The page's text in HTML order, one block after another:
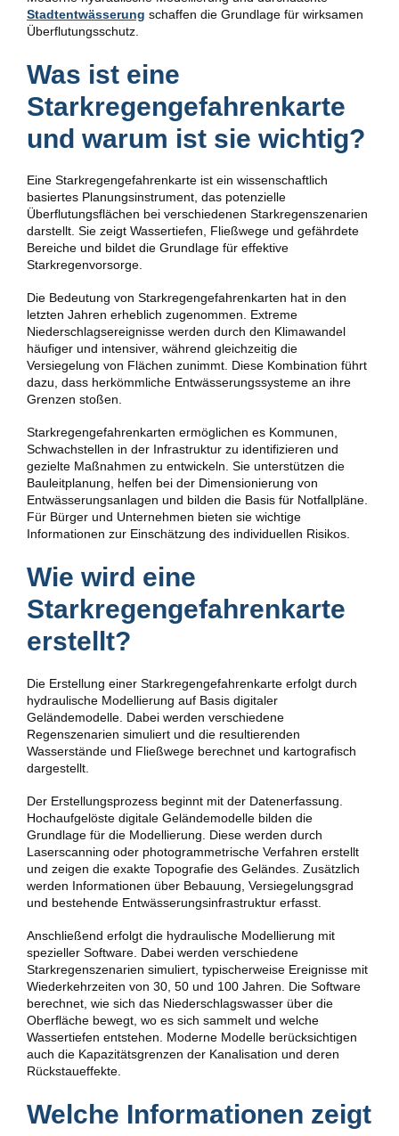
Stadtentwässerung schaffen die Grundlage für wirksamen
Überflutungsschutz.
Was ist eine
Starkregengefahrenkarte
und warum ist sie wichtig?
Eine Starkregengefahrenkarte ist ein wissenschaftlich
basiertes Planungsinstrument, das potenzielle
Überflutungsflächen bei verschiedenen Starkregenszenarien
darstellt. Sie zeigt Wassertiefen, Fließwege und gefährdete
Bereiche und bildet die Grundlage für effektive
Starkregenvorsorge.
Die Bedeutung von Starkregengefahrenkarten hat in den
letzten Jahren erheblich zugenommen. Extreme
Niederschlagsereignisse werden durch den Klimawandel
häufiger und intensiver, während gleichzeitig die
Versiegelung von Flächen zunimmt. Diese Kombination führt
dazu, dass herkömmliche Entwässerungssysteme an ihre
Grenzen stoßen.
Starkregengefahrenkarten ermöglichen es Kommunen,
Schwachstellen in der Infrastruktur zu identifizieren und
gezielte Maßnahmen zu entwickeln. Sie unterstützen die
Bauleitplanung, helfen bei der Dimensionierung von
Entwässerungsanlagen und bilden die Basis für Notfallpläne.
Für Bürger und Unternehmen bieten sie wichtige
Informationen zur Einschätzung des individuellen Risikos.
Wie wird eine
Starkregengefahrenkarte
erstellt?
Die Erstellung einer Starkregengefahrenkarte erfolgt durch
hydraulische Modellierung auf Basis digitaler
Geländemodelle. Dabei werden verschiedene
Regenszenarien simuliert und die resultierenden
Wasserstände und Fließwege berechnet und kartografisch
dargestellt.
Der Erstellungsprozess beginnt mit der Datenerfassung.
Hochaufgelöste digitale Geländemodelle bilden die
Grundlage für die Modellierung. Diese werden durch
Laserscanning oder photogrammetrische Verfahren erstellt
und zeigen die exakte Topografie des Geländes. Zusätzlich
werden Informationen über Bebauung, Versiegelungsgrad
und bestehende Entwässerungsinfrastruktur erfasst.
Anschließend erfolgt die hydraulische Modellierung mit
spezieller Software. Dabei werden verschiedene
Starkregenszenarien simuliert, typischerweise Ereignisse mit
Wiederkehrzeiten von 30, 50 und 100 Jahren. Die Software
berechnet, wie sich das Niederschlagswasser über die
Oberfläche bewegt, wo es sich sammelt und welche
Wassertiefen entstehen. Moderne Modelle berücksichtigen
auch die Kapazitätsgrenzen der Kanalisation und deren
Rückstaueffekte.
Welche Informationen zeigt